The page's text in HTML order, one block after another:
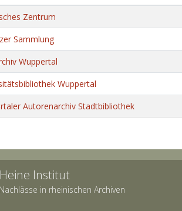
Zentrum
Sammlung
Wuppertal
Wuppertal
Autorenarchiv Stadtbibliothek
Institut
in rheinischen Archiven